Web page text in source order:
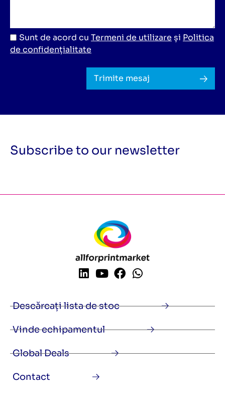
Sunt de acord cu Termeni de utilizare și Politica
de confidențialitate
Trimite mesaj
Subscribe to our newsletter
Descărcați lista de stoc
Vinde echipamentul
Global Deals
Contact